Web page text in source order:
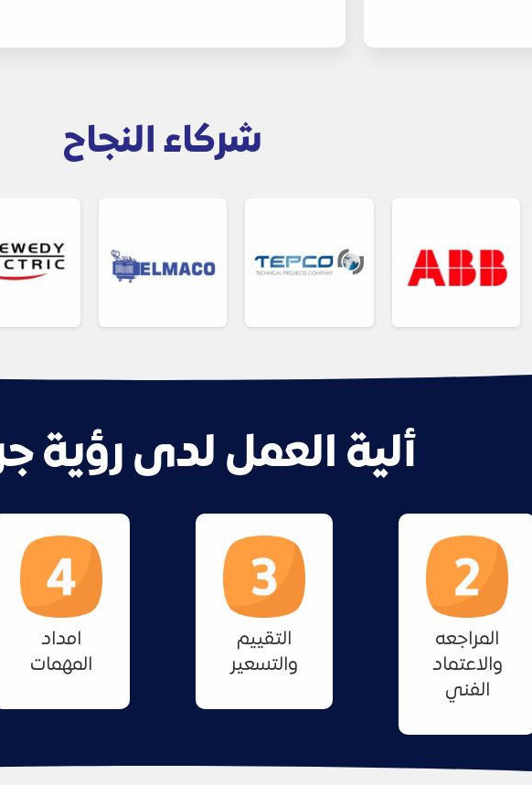
شركاء النجاح
ألية العمل لدى رؤية
المراجعه
والاعتماد
الفني
التقييم
والتسعير
امداد
المهمات